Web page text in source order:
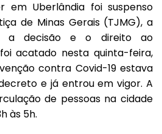
em Uberlândia foi suspenso
de Minas Gerais(TJMG), a
a decisão e o direito ao
acatado nesta quinta-feira,
contra Covid-19 estava
e já entrou em vigor. A
de pessoas na cidade
às 5h.